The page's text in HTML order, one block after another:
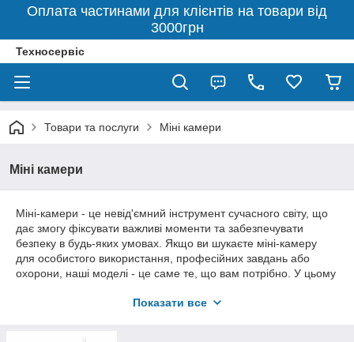
Оплата частинами для клієнтів на товари від
3000грн
Техносервіс
Товари та послуги Міні камери
Міні камери
Міні-камери - це невід'ємний інструмент сучасного світу, що
дає змогу фіксувати важливі моменти та забезпечувати
безпеку в будь-яких умовах. Якщо ви шукаєте міні-камеру
для особистого використання, професійних завдань або
охорони, наші моделі - це саме те, що вам потрібно. У цьому
вас, які функції вони пропонують, і як вони можуть поліпшити
Показати все